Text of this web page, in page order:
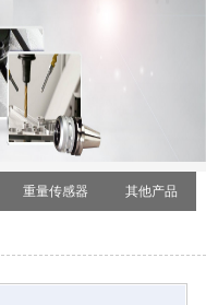
重量传感器 其他产品